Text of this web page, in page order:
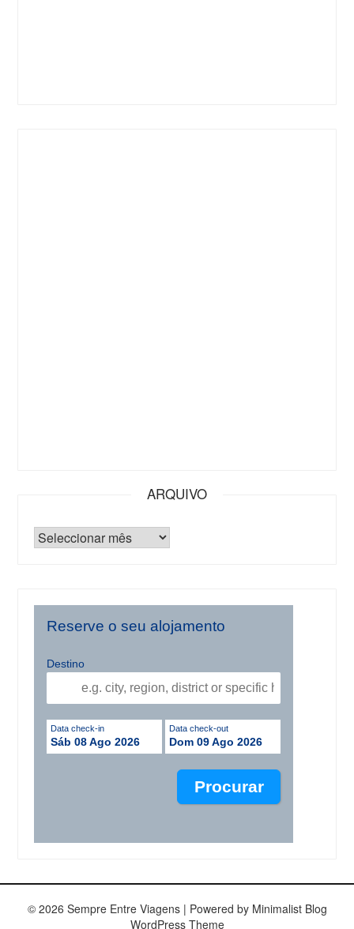
ARQUIVO
Reserve o seu alojamento
Destino
Data check-in
Sáb 08 Ago 2026
Data check-out
Dom 09 Ago 2026
© 2026 Sempre Entre Viagens | Powered by Minimalist Blog
WordPress Theme